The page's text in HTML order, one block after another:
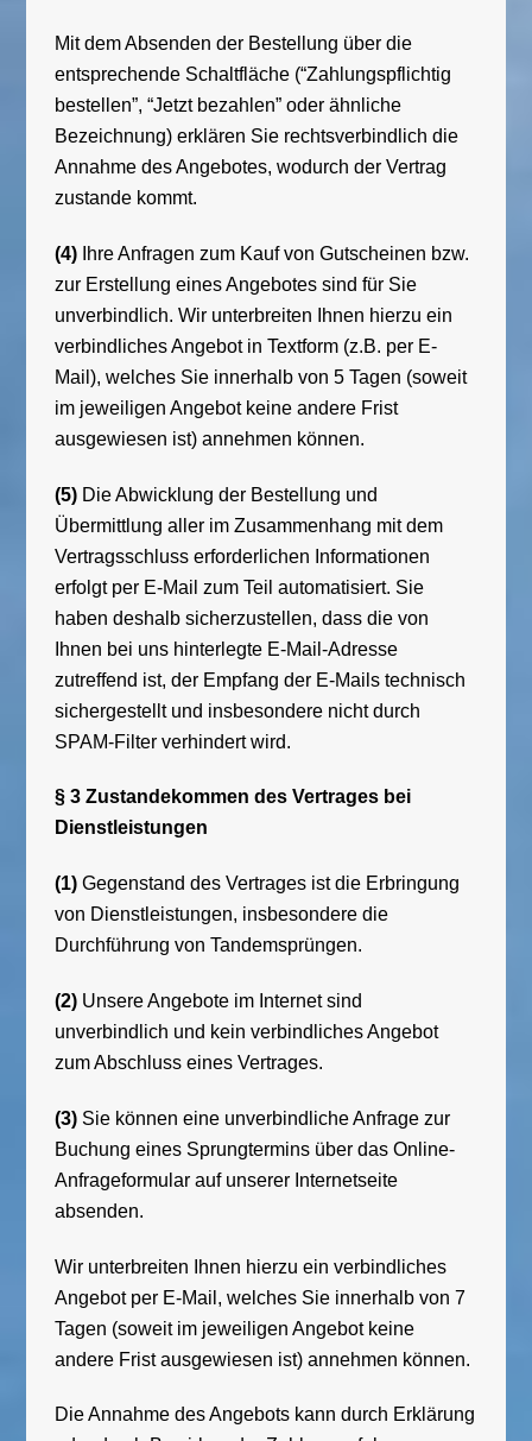
Mit dem Absenden der Bestellung über die
entsprechende Schaltfläche (“Zahlungspflichtig
bestellen”, “Jetzt bezahlen” oder ähnliche
Bezeichnung) erklären Sie rechtsverbindlich die
Annahme des Angebotes, wodurch der Vertrag
zustande kommt.
(4) Ihre Anfragen zum Kauf von Gutscheinen bzw.
zur Erstellung eines Angebotes sind für Sie
unverbindlich. Wir unterbreiten Ihnen hierzu ein
verbindliches Angebot in Textform (z.B. per E-
Mail), welches Sie innerhalb von 5 Tagen (soweit
im jeweiligen Angebot keine andere Frist
ausgewiesen ist) annehmen können.
(5) Die Abwicklung der Bestellung und
Übermittlung aller im Zusammenhang mit dem
Vertragsschluss erforderlichen Informationen
erfolgt per E-Mail zum Teil automatisiert. Sie
haben deshalb sicherzustellen, dass die von
Ihnen bei uns hinterlegte E-Mail-Adresse
zutreffend ist, der Empfang der E-Mails technisch
sichergestellt und insbesondere nicht durch
SPAM-Filter verhindert wird.
§ 3 Zustandekommen des Vertrages bei
Dienstleistungen
(1) Gegenstand des Vertrages ist die Erbringung
von Dienstleistungen, insbesondere die
Durchführung von Tandemsprüngen.
(2) Unsere Angebote im Internet sind
unverbindlich und kein verbindliches Angebot
zum Abschluss eines Vertrages.
(3) Sie können eine unverbindliche Anfrage zur
Buchung eines Sprungtermins über das Online-
Anfrageformular auf unserer Internetseite
absenden.
Wir unterbreiten Ihnen hierzu ein verbindliches
Angebot per E-Mail, welches Sie innerhalb von 7
Tagen (soweit im jeweiligen Angebot keine
andere Frist ausgewiesen ist) annehmen können.
Die Annahme des Angebots kann durch Erklärung